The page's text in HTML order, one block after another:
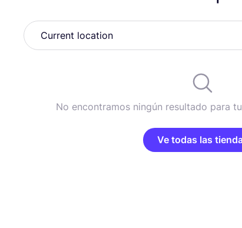
No encontramos ningún resultado para
Ve todas las